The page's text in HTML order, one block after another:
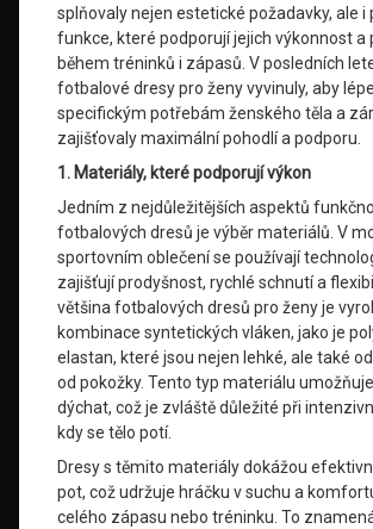
splňovaly nejen estetické požadavky, ale i
funkce, které podporují jejich výkonnost a
během tréninků i zápasů. V posledních
fotbalové dresy pro ženy vyvinuly, aby
specifickým potřebám ženského těla a
zajišťovaly maximální pohodlí a podporu.
1. Materiály, které podporují výkon
Jedním z nejdůležitějších aspektů
fotbalových dresů je výběr materiálů. V
sportovním oblečení se používají
zajišťují prodyšnost, rychlé schnutí a
většina fotbalových dresů pro ženy je
kombinace syntetických vláken, jako je
elastan, které jsou nejen lehké, ale také
od pokožky. Tento typ materiálu
dýchat, což je zvláště důležité při
kdy se tělo potí.
Dresy s těmito materiály dokážou
pot, což udržuje hráčku v suchu a
celého zápasu nebo tréninku. To